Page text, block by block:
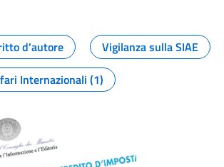
d'autore Vigilanza sulla SIAE
Internazionali (1)